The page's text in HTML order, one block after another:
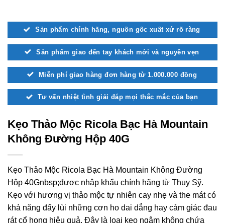
Sản phẩm chính hãng, nguồn gốc xuất xứ rõ ràng
Sản phẩm giao đến tay khách mới và nguyên vẹn
Miễn phí giao hàng đơn hàng từ 1.000.000 đồng
Tư vấn nhiệt tình giải đáp mọi thắc mắc của bạn
Kẹo Thảo Mộc Ricola Bạc Hà Mountain
Không Đường Hộp 40G
Kẹo Thảo Mộc Ricola Bạc Hà Mountain Không Đường
Hộp 40Gnbsp;được nhập khẩu chính hãng từ Thụy Sỹ.
Kẹo với hương vị thảo mộc tự nhiên cay nhẹ và the mát có
khả năng đẩy lùi những cơn ho dai dẳng hay cảm giác đau
rát cổ họng hiệu quả. Đây là loại kẹo ngậm không chứa